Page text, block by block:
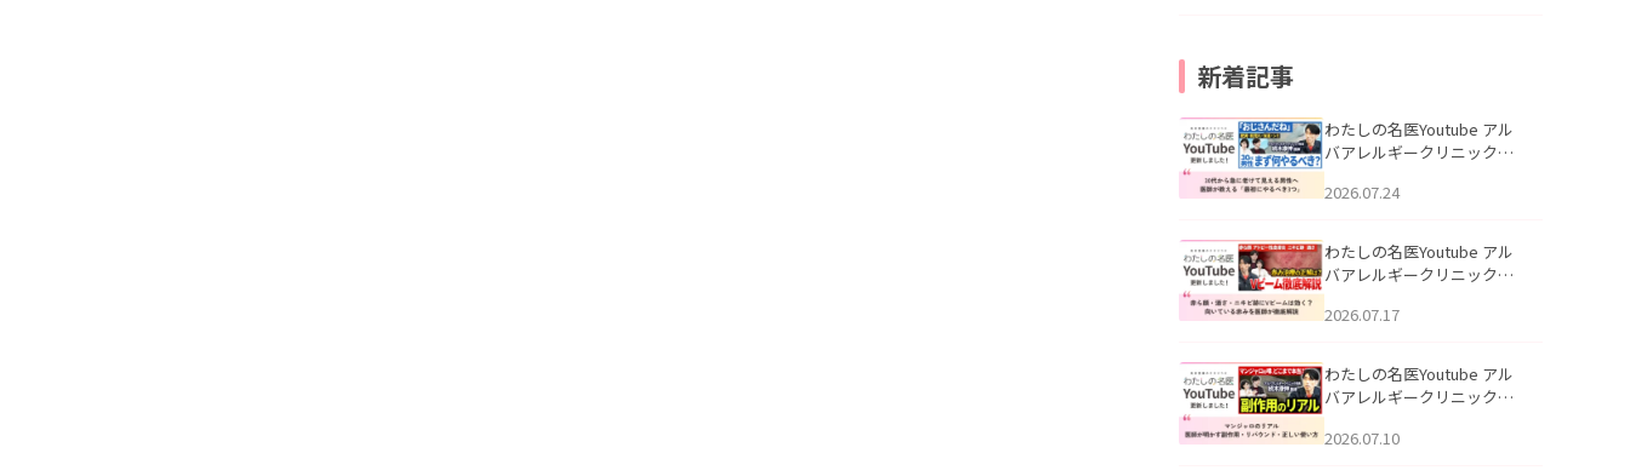
新着記事
わたしの名医Youtube アル
バアレルギークリニック札
える男性へ｜医師が教える
公開いたしました。
2026.07.24
わたしの名医Youtube アル
バアレルギークリニック札
跡にVビームは効く？向いて
説」を公開いたしました。
2026.07.17
わたしの名医Youtube アル
バアレルギークリニック札
医師が明かす副作用・リバ
2026.07.10